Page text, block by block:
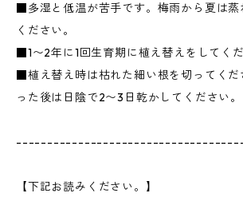
■多湿と低温が苦手です。梅雨から夏は蒸
ください。
■1〜2年に1回生育期に植え替えをしてくだ
■植え替え時は枯れた細い根を切ってくだ
った後は日陰で2〜3日乾かしてください。
【下記お読みください。】